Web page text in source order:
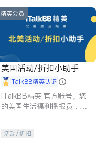
石。
精英会员
美国活动/折扣小助手
iTalkBB精英认证
iTalkBB精英 官方账号。您
的美国生活福利播报员，精
专属福利。
活动/折扣